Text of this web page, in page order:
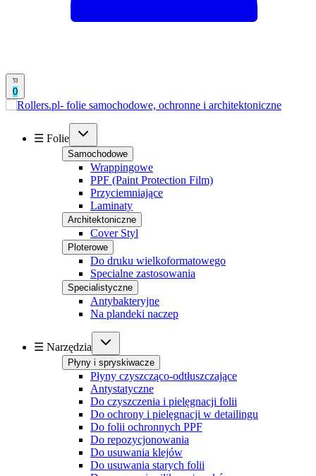
0
☰ Folie
Samochodowe
Wrappingowe
PPF (Paint Protection Film)
Przyciemniające
Laminaty
Architektoniczne
Cover Styl
Ploterowe
Do druku wielkoformatowego
Specialne zastosowania
Specialistyczne
Antybakteryjne
Na plandeki naczep
☰ Narzędzia
Płyny i spryskiwacze
Płyny czyszcząco-odtłuszczające
Antystatyczne
Do czyszczenia i pielęgnacji folii
Do ochrony i pielęgnacji w detailingu
Do folii ochronnych PPF
Do repozycjonowania
Do usuwania klejów
Do usuwania starych folii